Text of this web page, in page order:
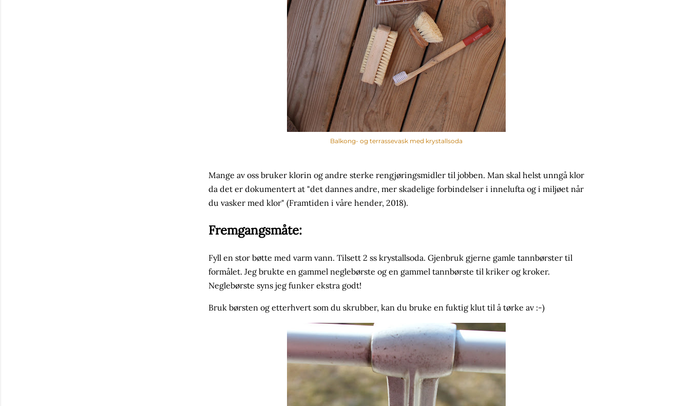
Balkong- og terrassevask med krystallsoda
Mange av oss bruker klorin og andre sterke rengjøringsmidler til jobben. Man skal helst unngå klor
da det er dokumentert at "det dannes andre, mer skadelige forbindelser i innelufta og i miljøet når
du vasker med klor" (Framtiden i våre hender, 2018).
Fremgangsmåte:
Fyll en stor bøtte med varm vann. Tilsett 2 ss krystallsoda. Gjenbruk gjerne gamle tannbørster til
formålet. Jeg brukte en gammel neglebørste og en gammel tannbørste til kriker og kroker.
Neglebørste syns jeg funker ekstra godt!
Bruk børsten og etterhvert som du skrubber, kan du bruke en fuktig klut til å tørke av :-)